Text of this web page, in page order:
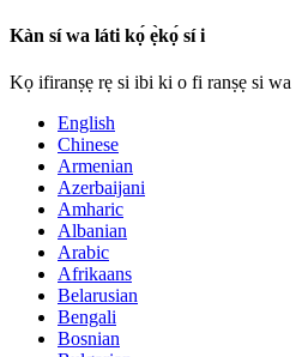
Kàn sí wa láti kọ́ ẹ̀kọ́ sí i
Kọ ifiranṣẹ rẹ si ibi ki o fi ranṣẹ si wa
English
Chinese
Armenian
Azerbaijani
Amharic
Albanian
Arabic
Afrikaans
Belarusian
Bengali
Bosnian